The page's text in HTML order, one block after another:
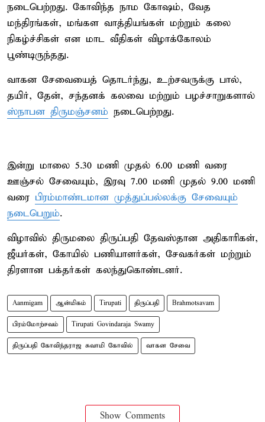
நடைபெற்றது. கோவிந்த நாம கோஷம், வேத
மந்திரங்கள், மங்கள வாத்தியங்கள் மற்றும் கலை
நிகழ்ச்சிகள் என மாட வீதிகள் விழாக்கோலம்
பூண்டிருந்தது.
வாகன சேவையைத் தொடர்ந்து, உற்சவருக்கு பால்,
தயிர், தேன், சந்தனக் கலவை மற்றும் பழச்சாறுகளால்
ஸ்நாபன திருமஞ்சனம் நடைபெற்றது.
இன்று மாலை 5.30 மணி முதல் 6.00 மணி வரை
ஊஞ்சல் சேவையும், இரவு 7.00 மணி முதல் 9.00 மணி
வரை பிரம்மாண்டமான முத்துப்பல்லக்கு சேவையும்
நடைபெறும்.
விழாவில் திருமலை திருப்பதி தேவஸ்தான அதிகாரிகள்,
ஜீயர்கள், கோயில் பணியாளர்கள், சேவகர்கள் மற்றும்
திரளான பக்தர்கள் கலந்துகொண்டனர்.
Aanmigam ஆன்மிகம் Tirupati திருப்பதி Brahmotsavam
பிரம்மோற்சவம் Tirupati Govindaraja Swamy
திருப்பதி கோவிந்தராஜ சுவாமி கோவில் வாகன சேவை
Show Comments